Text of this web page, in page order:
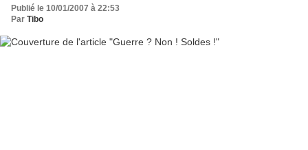
Publié le 10/01/2007 à 22:53
Par Tibo